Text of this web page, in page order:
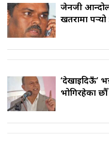
जेनजी
खतरामा
‘देखाइदिऊँ’
भोगिरहेका